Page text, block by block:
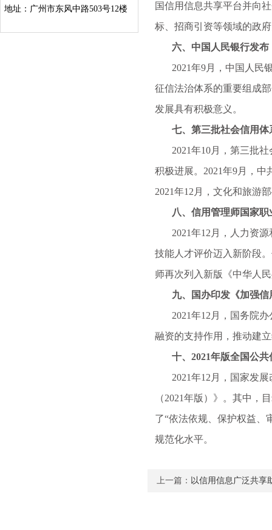
地址：广州市东风中路503号12楼
国信用信息共享平台并向
标、招商引资等领域的政
六、中国人民银行发布
2021年9月，中国人民银
征信法治体系的重要组成
发展具有积极意义。
七、第三批社会信用体
2021年10月，第三批社
积极进展。2021年9月，
2021年12月，文化和旅游
八、信用管理师国家职
2021年12月，人力资源
技能人才评价迈入新阶段
师再次列入新版《中华人
九、国办印发《加强信
2021年12月，国务院办
融资的支持作用，推动建
十、2021年版全国公共
2021年12月，国家发展
（2021年版）》。其中，
了“依法依规、保护权益、
规范化水平。
上一篇： 以信用信息广泛共享